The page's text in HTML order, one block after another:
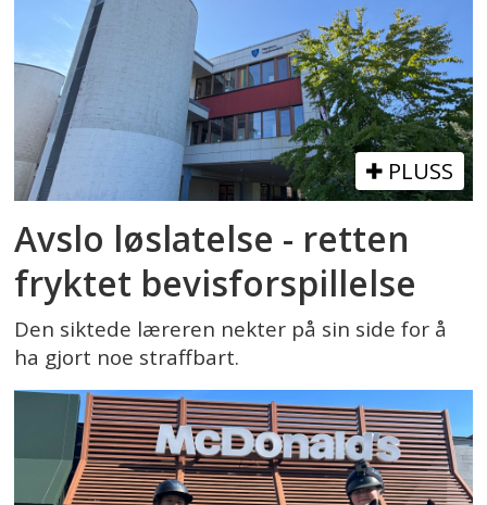
PLUSS
Avslo løslatelse - retten
fryktet bevisforspillelse
Den siktede læreren nekter på sin side for å
ha gjort noe straffbart.